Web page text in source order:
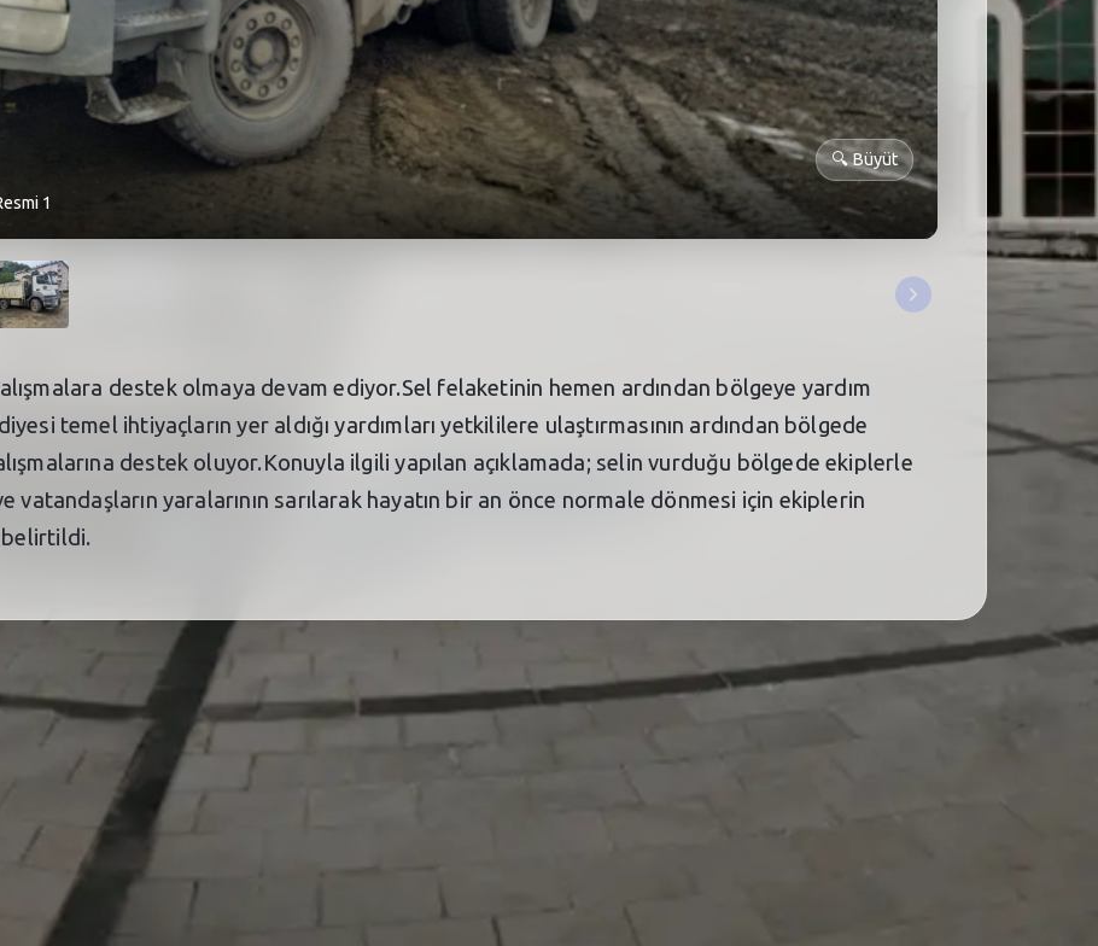
🔍Büyüt
1
destek olmaya devam ediyor.Sel felaketinin hemen ardından bölgeye yardım
temel ihtiyaçların yer aldığı yardımları yetkililere ulaştırmasının ardından bölgede
destek oluyor.Konuyla ilgili yapılan açıklamada; selin vurduğu bölgede ekiplerle
yaralarının sarılarak hayatın bir an önce normale dönmesi için ekiplerin
belirtildi.